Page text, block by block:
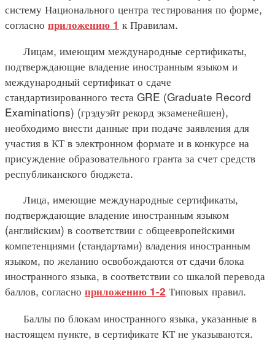
систему Национального центра тестирования по форме,
согласно приложению 1 к Правилам.
Лицам, имеющим международные сертификаты,
подтверждающие владение иностранным языком и
международный сертификат о сдаче
стандартизированного теста GRE (Graduate Record
Examinations) (грэдуэйт рекорд экзаменейшен),
необходимо внести данные при подаче заявления для
участия в КТ в электронном формате и в конкурсе на
присуждение образовательного гранта за счет средств
республиканского бюджета.
Лица, имеющие международные сертификаты,
подтверждающие владение иностранным языком
(английским) в соответствии с общеевропейскими
компетенциями (стандартами) владения иностранным
языком, по желанию освобождаются от сдачи блока
иностранного языка, в соответствии со шкалой перевода
баллов, согласно приложению 1-2 Типовых правил.
Баллы по блокам иностранного языка, указанные в
настоящем пункте, в сертификате КТ не указываются.